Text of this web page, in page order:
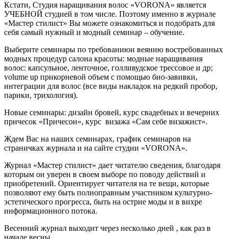
Кстати, Студия наращивания волос «VORONA» является
УЧЕБНОЙ студией в том числе. Поэтому именно в журнале
«Мастер стилист» Вы можете ознакомиться и подобрать для
себя самый нужный и модный семинар – обучение.
Выберите семинары по требованиюи веянию востребованных
модных процедур салона красоты: модные наращивания
волос: капсульное, ленточное, голливудское трессовое и др;
volume up прикорневой объем с помощью био-завивки,
интеграции для волос (все виды накладок на редкий пробор,
парики, трихология).
Новые семинары: дизайн бровей, курс свадебных и вечерних
причесок «Причесон», курс визажа «Сам себе визажист».
Ждем Вас на наших семинарах, график семинаров на
страничках журнала и на сайте студии «VORONA».
Журнал «Мастер стилист» дает читателю сведения, благодаря
которым он уверен в своем выборе по поводу действий и
приобретений. Ориентирует читателя на те вещи, которые
позволяют ему быть полноправным участником культурно-
эстетического прогресса, быть на острие моды и в вихре
информационного потока.
Весенний журнал выходит через несколько дней , как раз в